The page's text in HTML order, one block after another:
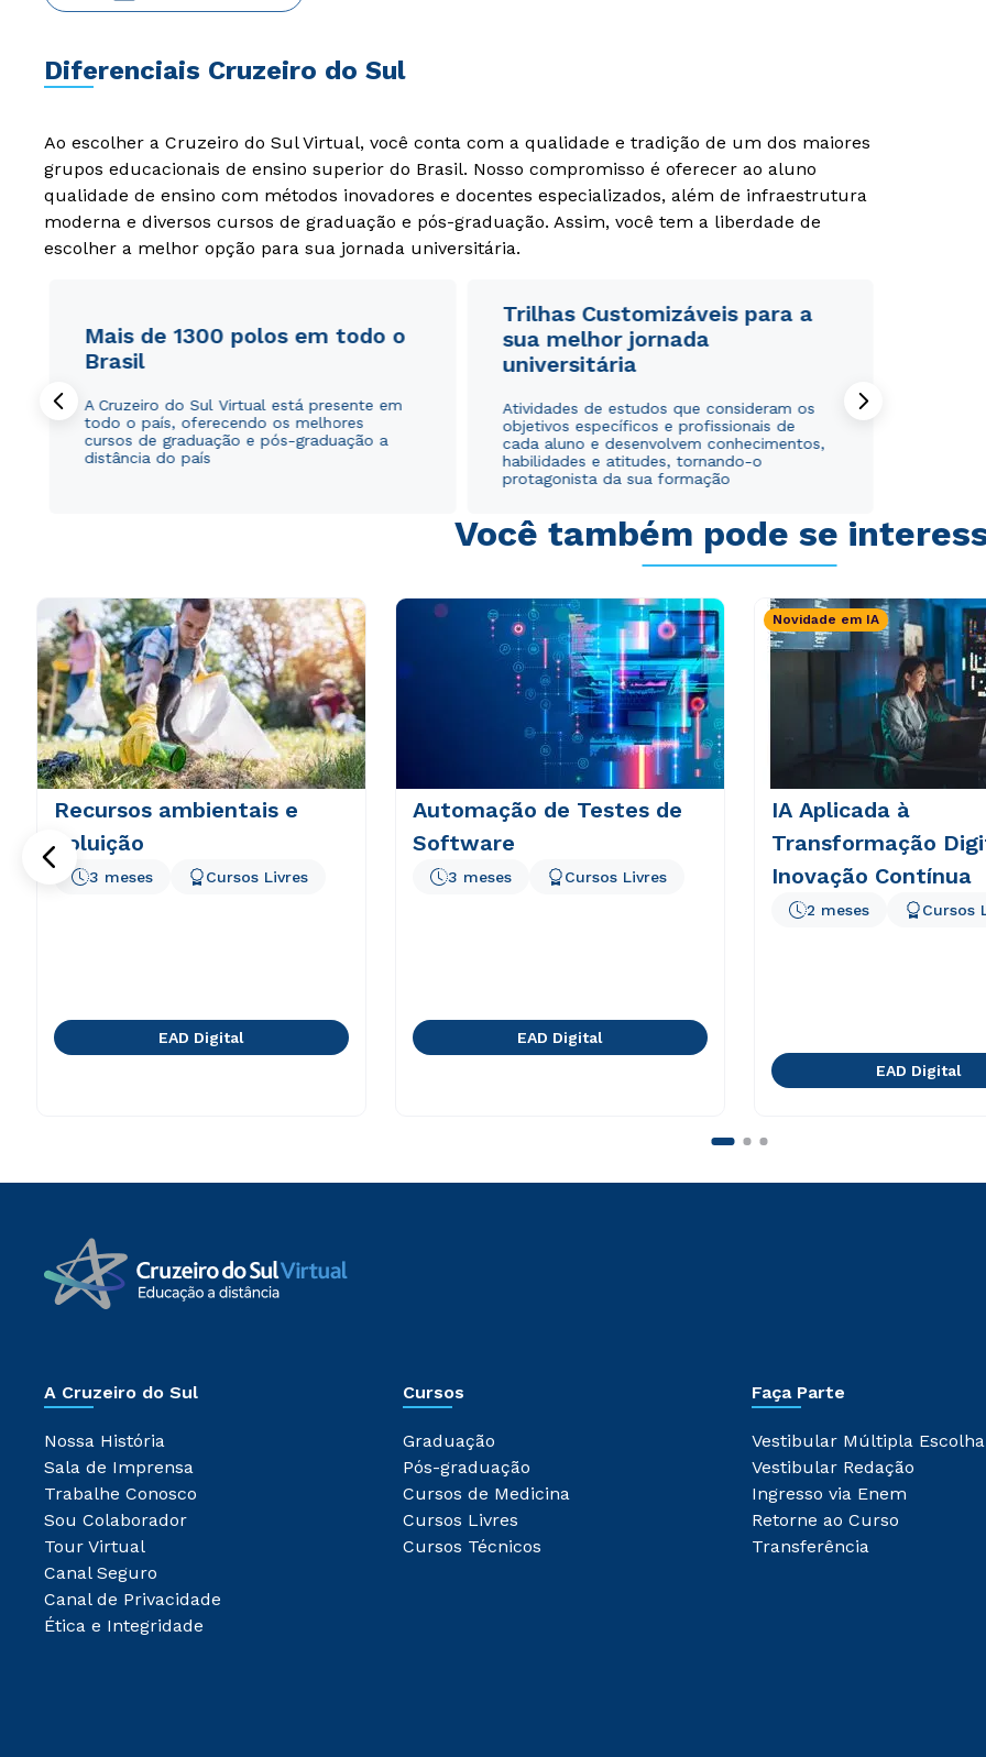
Diferenciais Cruzeiro do Sul
Ao escolher a Cruzeiro do Sul Virtual, você conta com a qualidade e tradição de um dos maiores
grupos educacionais de ensino superior do Brasil. Nosso compromisso é oferecer ao aluno
qualidade de ensino com métodos inovadores e docentes especializados, além de infraestrutura
moderna e diversos cursos de graduação e pós-graduação. Assim, você tem a liberdade de
escolher a melhor opção para sua jornada universitária.
Mais de 1300 polos em todo o
Brasil
A Cruzeiro do Sul Virtual está presente em
todo o país, oferecendo os melhores
cursos de graduação e pós-graduação a
distância do país
Trilhas Customizáveis para a
sua melhor jornada
universitária
Atividades de estudos que consideram os
objetivos específicos e profissionais de
cada aluno e desenvolvem conhecimentos,
habilidades e atitudes, tornando-o
protagonista da sua formação
Você também pode se
Recursos ambientais e
poluição
3 meses Cursos Livres
EAD Digital
Automação de Testes de
Software
3 meses Cursos Livres
EAD Digital
Novidade em IA
IA Aplicada à
Transformação
Inovação Contínua
2 meses Cursos
EAD Digital
A Cruzeiro do Sul
Nossa História
Sala de Imprensa
Trabalhe Conosco
Sou Colaborador
Tour Virtual
Canal Seguro
Canal de Privacidade
Ética e Integridade
Cursos
Graduação
Pós-graduação
Cursos de Medicina
Cursos Livres
Cursos Técnicos
Faça Parte
Vestibular Múltipla Escolha
Vestibular Redação
Ingresso via Enem
Retorne ao Curso
Transferência
Rápido e fácil
WhatsApp
ou
Estou de acordo com aPolítica de Privacidade.e
autorizo que meus dados sejam utilizados para o
envio de conteúdos da Cruzeiro do Sul.
Rápido e fácil
WhatsApp
ou
Estou de acordo com aPolítica de Privacidade.e
autorizo que meus dados sejam utilizados para o
envio de conteúdos da Cruzeiro do Sul.